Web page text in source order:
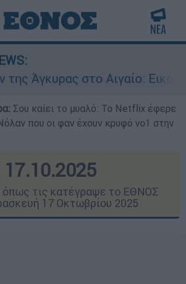
Εικονική αερομαχία
Σου καίει το μυαλό: Το Netflix έφερε
που οι φαν έχουν κρυφό νο1 στην
17.10.2025
όπως τις κατέγραψε το ΕΘΝΟΣ
17 Οκτωβρίου 2025